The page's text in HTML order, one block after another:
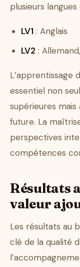
plusieurs langues
LV1 : Anglais
LV2 :
L’apprentissage
essentiel non
supérieures mais
future. La
perspectives
compétences
Résultats
valeur
Les résultats au
clé de la qualité